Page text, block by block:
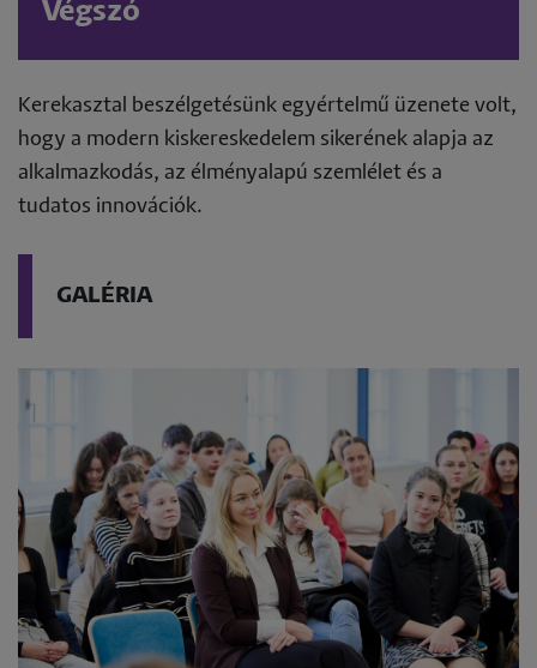
Végszó
Kerekasztal beszélgetésünk egyértelmű üzenete volt,
hogy a modern kiskereskedelem sikerének alapja az
alkalmazkodás, az élményalapú szemlélet és a
tudatos innovációk.
GALÉRIA